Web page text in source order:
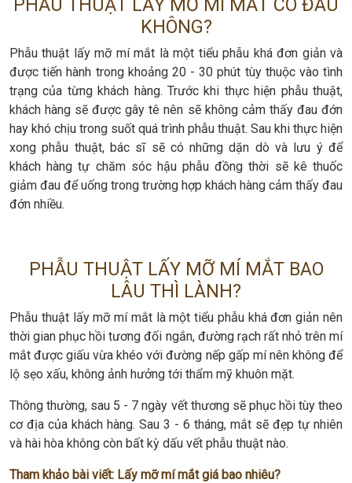
PHẪU THUẬT LẤY MỠ MÍ MẮT CÓ ĐAU
KHÔNG?
Phẫu thuật lấy mỡ mí mắt là một tiểu phẫu khá đơn giản và
được tiến hành trong khoảng 20 - 30 phút tùy thuộc vào tình
trạng của từng khách hàng. Trước khi thực hiện phẫu thuật,
khách hàng sẽ được gây tê nên sẽ không cảm thấy đau đớn
hay khó chịu trong suốt quá trình phẫu thuật. Sau khi thực hiện
xong phẫu thuật, bác sĩ sẽ có những dặn dò và lưu ý để
khách hàng tự chăm sóc hậu phẫu đồng thời sẽ kê thuốc
giảm đau để uống trong trường hợp khách hàng cảm thấy đau
đớn nhiều.
PHẪU THUẬT LẤY MỠ MÍ MẮT BAO
LÂU THÌ LÀNH?
Phẫu thuật lấy mỡ mí mắt là một tiểu phẫu khá đơn giản nên
thời gian phục hồi tương đối ngắn, đường rạch rất nhỏ trên mí
mắt được giấu vừa khéo với đường nếp gấp mí nên không để
lộ sẹo xấu, không ảnh hưởng tới thẩm mỹ khuôn mặt.
Thông thường, sau 5 - 7 ngày vết thương sẽ phục hồi tùy theo
cơ địa của khách hàng. Sau 3 - 6 tháng, mắt sẽ đẹp tự nhiên
và hài hòa không còn bất kỳ dấu vết phẫu thuật nào.
Tham khảo bài viết: Lấy mỡ mí mắt giá bao nhiêu?